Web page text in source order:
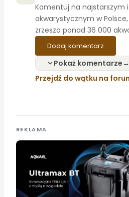
Komentuj na najstarszym
akwarystycznym w
zrzesza ponad 36 000
Dodaj komentarz
Pokaż komentarze
Przejdź do wątku na
REKLAMA